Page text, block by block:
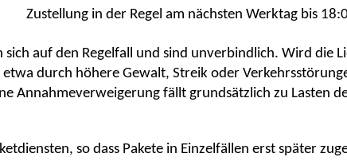
Zustellung in der Regel am nächsten Werktag bis
auf den Regelfall und sind unverbindlich. Wird die
durch höhere Gewalt, Streik oder
Annahmeverweigerung fällt grundsätzlich zu Lasten
so dass Pakete in Einzelfällen erst später